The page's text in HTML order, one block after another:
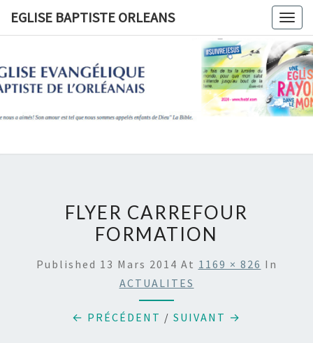
EGLISE BAPTISTE ORLEANS
EGLISE
ORLEANS
FLYER CARREFOUR
FORMATION
Published 13 Mars 2014 At 1169 × 826 In
ACTUALITES
← PRÉCÉDENT / SUIVANT →